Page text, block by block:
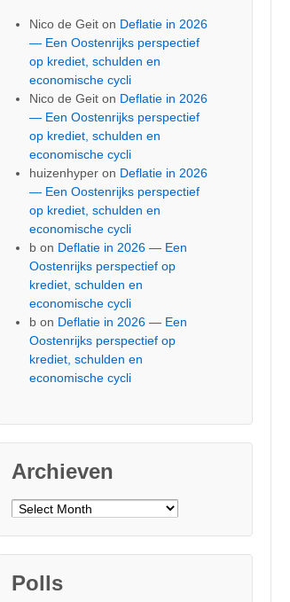
Nico de Geit on Deflatie in 2026
— Een Oostenrijks perspectief
op krediet, schulden en
economische cycli
Nico de Geit on Deflatie in 2026
— Een Oostenrijks perspectief
op krediet, schulden en
economische cycli
huizenhyper on Deflatie in 2026
— Een Oostenrijks perspectief
op krediet, schulden en
economische cycli
b on Deflatie in 2026 — Een
Oostenrijks perspectief op
krediet, schulden en
economische cycli
b on Deflatie in 2026 — Een
Oostenrijks perspectief op
krediet, schulden en
economische cycli
Archieven
Archieven
Polls